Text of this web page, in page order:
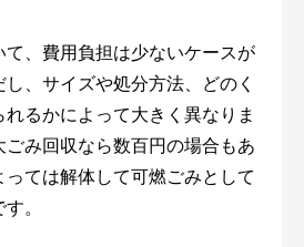
、費用負担は少ないケースが
、サイズや処分方法、どのく
るかによって大きく異なりま
み回収なら数百円の場合もあ
っては解体して可燃ごみとして
。